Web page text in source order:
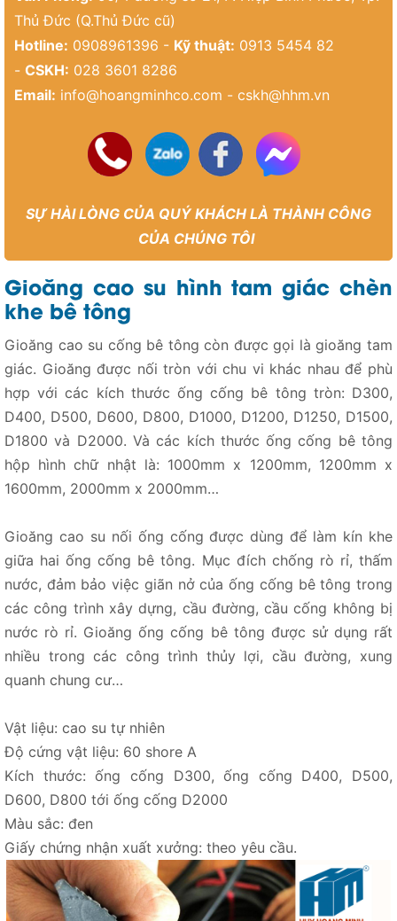
Thủ Đức (Q.Thủ Đức cũ)
Hotline: 0908961396 - Kỹ thuật: 0913 5454 82
- CSKH: 028 3601 8286
Email: info@hoangminhco.com - cskh@hhm.vn
SỰ HÀI LÒNG CỦA QUÝ KHÁCH LÀ THÀNH CÔNG
CỦA CHÚNG TÔI
Gioăng cao su hình tam giác chèn
khe bê tông
Gioăng cao su cống bê tông còn được gọi là gioăng tam
giác. Gioăng được nối tròn với chu vi khác nhau để phù
hợp với các kích thước ống cống bê tông tròn: D300,
D400, D500, D600, D800, D1000, D1200, D1250, D1500,
D1800 và D2000. Và các kích thước ống cống bê tông
hộp hình chữ nhật là: 1000mm x 1200mm, 1200mm x
1600mm, 2000mm x 2000mm…
Gioăng cao su nối ống cống được dùng để làm kín khe
giữa hai ống cống bê tông. Mục đích chống rò rỉ, thấm
nước, đảm bảo việc giãn nở của ống cống bê tông trong
các công trình xây dựng, cầu đường, cầu cống không bị
nước rò rỉ. Gioăng ống cống bê tông được sử dụng rất
nhiều trong các công trình thủy lợi, cầu đường, xung
quanh chung cư…
Vật liệu: cao su tự nhiên
Độ cứng vật liệu: 60 shore A
Kích thước: ống cống D300, ống cống D400, D500,
D600, D800 tới ống cống D2000
Màu sắc: đen
Giấy chứng nhận xuất xưởng: theo yêu cầu.